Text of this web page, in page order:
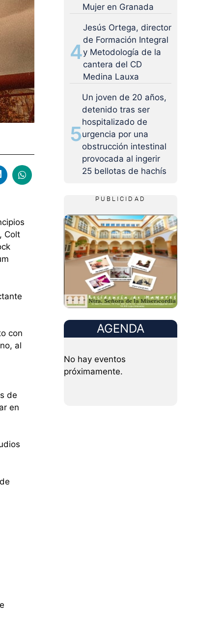
Colt
con
al
de
en
Mujer en Granada
4
Jesús Ortega, director
de Formación Integral
y Metodología de la
cantera del CD
Medina Lauxa
5
Un joven de 20 años,
detenido tras ser
hospitalizado de
urgencia por una
obstrucción intestinal
provocada al ingerir
25 bellotas de hachís
PUBLICIDAD
AGENDA
No hay eventos
próximamente.